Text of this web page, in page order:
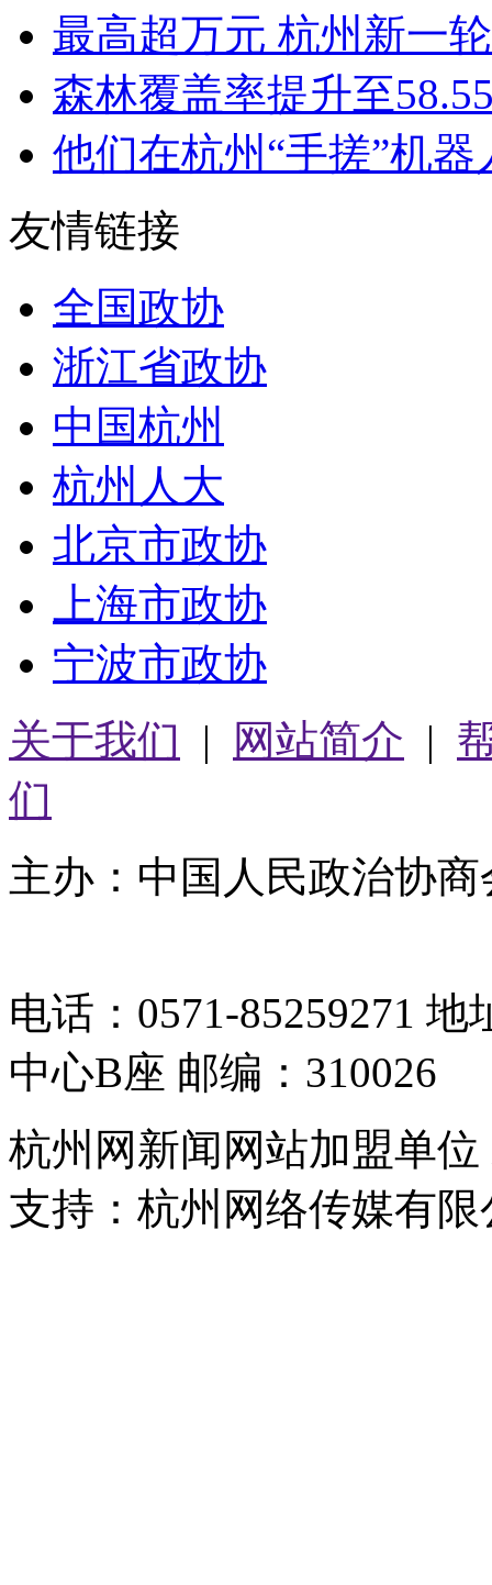
最高超万元 杭州新一
森林覆盖率提升至
他们在杭州“手搓”机器
友情链接
全国政协
浙江省政协
中国杭州
杭州人大
北京市政协
上海市政协
宁波市政协
关于我们 | 网站简介 |
们
主办：中国人民政治协
电话：0571-85259271
中心B座 邮编：310026
杭州网新闻网站加盟单
支持：杭州网络传媒有限